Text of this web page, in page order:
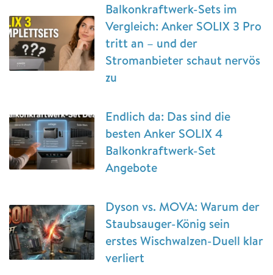
Balkonkraftwerk-Sets im
Vergleich: Anker SOLIX 3 Pro
tritt an – und der
Stromanbieter schaut nervös
zu
Endlich da: Das sind die
besten Anker SOLIX 4
Balkonkraftwerk-Set
Angebote
Dyson vs. MOVA: Warum der
Staubsauger-König sein
erstes Wischwalzen-Duell klar
verliert